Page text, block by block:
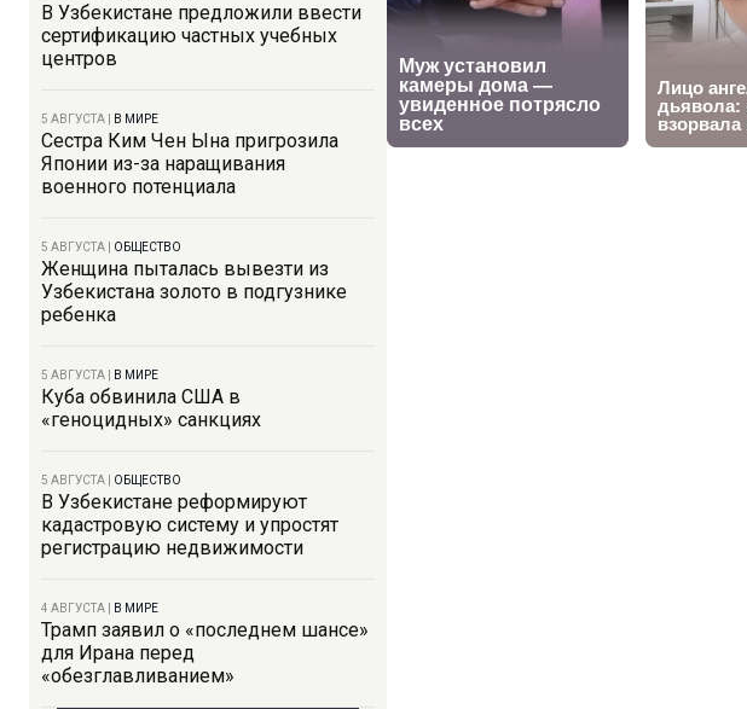
В Узбекистане предложили ввести
сертификацию частных учебных
центров
5 АВГУСТА В МИРЕ
Сестра Ким Чен Ына пригрозила
Японии из-за наращивания
военного потенциала
5 АВГУСТА ОБЩЕСТВО
Женщина пыталась вывезти из
Узбекистана золото в подгузнике
ребенка
5 АВГУСТА В МИРЕ
Куба обвинила США в
«геноцидных» санкциях
5 АВГУСТА ОБЩЕСТВО
В Узбекистане реформируют
кадастровую систему и упростят
регистрацию недвижимости
4 АВГУСТА В МИРЕ
Трамп заявил о «последнем шансе»
для Ирана перед
«обезглавливанием»